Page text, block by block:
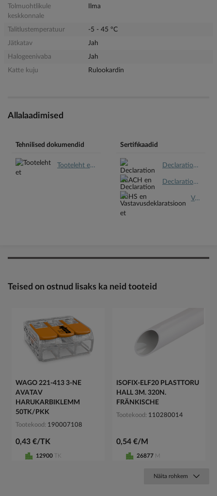
Tolmuohtlikule
keskkonnale
Ilma
Talitlustemperatuur
-5 - 45 °C
Jätkatav
Jah
Halogeenivaba
Jah
Katte kuju
Rulookardin
Allalaadimised
Tehnilised dokumendid
Tooteleht et.pdf
Sertifikaadid
Declaration REACH en.pdf
Declaration RoHS en.pdf
Vastavusdeklaratsioon et.pdf
Teised on ostnud lisaks ka neid tooteid
WAGO 221-413 3-NE
AVATAV
HARUKARBIKLEMM
50TK/PKK
Tootekood 190007108
0,43 €/TK
12900 TK
ISOFIX-ELF20 PLASTTORU
HALL 3M. 320N.
FRÄNKISCHE
Tootekood 110280014
0,54 €/M
26877 M
Näita rohkem